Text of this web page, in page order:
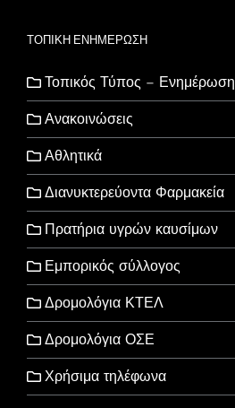
ΤΟΠΙΚΗ ΕΝΗΜΕΡΩΣΗ
Τοπικός Τύπος – Ενημέρωση
Ανακοινώσεις
Αθλητικά
Διανυκτερεύοντα Φαρμακεία
Πρατήρια υγρών καυσίμων
Εμπορικός σύλλογος
Δρομολόγια ΚΤΕΛ
Δρομολόγια ΟΣΕ
Χρήσιμα τηλέφωνα